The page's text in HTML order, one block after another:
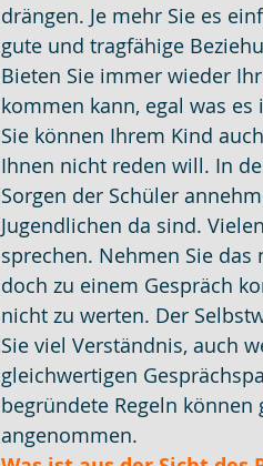
drängen. Je mehr Sie es
gute und tragfähige
Bieten Sie immer wieder
kommen kann, egal was
Sie können Ihrem Kind
Ihnen nicht reden will. In
Sorgen der Schüler
Jugendlichen da sind.
sprechen. Nehmen Sie
doch zu einem Gespräch
nicht zu werten. Der
Sie viel Verständnis, auch
gleichwertigen
begründete Regeln
angenommen.